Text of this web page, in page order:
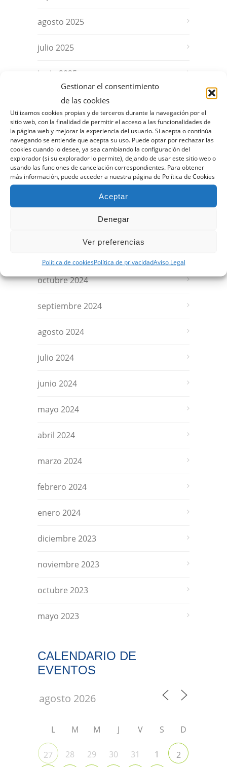
Gestionar el consentimiento
de las cookies
Utilizamos cookies propias y de terceros durante la navegación por el
sitio web, con la finalidad de permitir el acceso a las funcionalidades de
la página web y mejorar la experiencia del usuario. Si acepta o continúa
navegando se entiende que acepta su uso. Puede optar por rechazar las
cookies cuando lo desee, ya sea cambiando la configuración del
explorador (si su explorador lo permite), dejando de usar este sitio web o
usando las funciones de cancelación correspondientes. Para obtener
más información, puede acceder a nuestra página de Política de Cookies
Aceptar
Denegar
Ver preferencias
Política de cookiesPolítica de privacidadAviso Legal
agosto 2025
julio 2025
junio 2025
mayo 2025
abril 2025
marzo 2025
febrero 2025
octubre 2024
septiembre 2024
agosto 2024
julio 2024
junio 2024
mayo 2024
abril 2024
marzo 2024
febrero 2024
enero 2024
diciembre 2023
noviembre 2023
octubre 2023
mayo 2023
CALENDARIO DE
EVENTOS
L M M J V S D
27 28 29 30 31 1
2